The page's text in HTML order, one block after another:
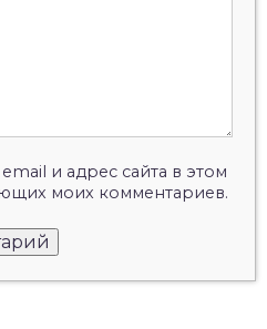
и адрес сайта в этом
моих комментариев.